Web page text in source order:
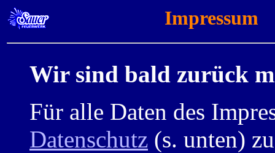
Impressum
Wir sind bald zurück
Für alle Daten des
Datenschutz (s. unten)